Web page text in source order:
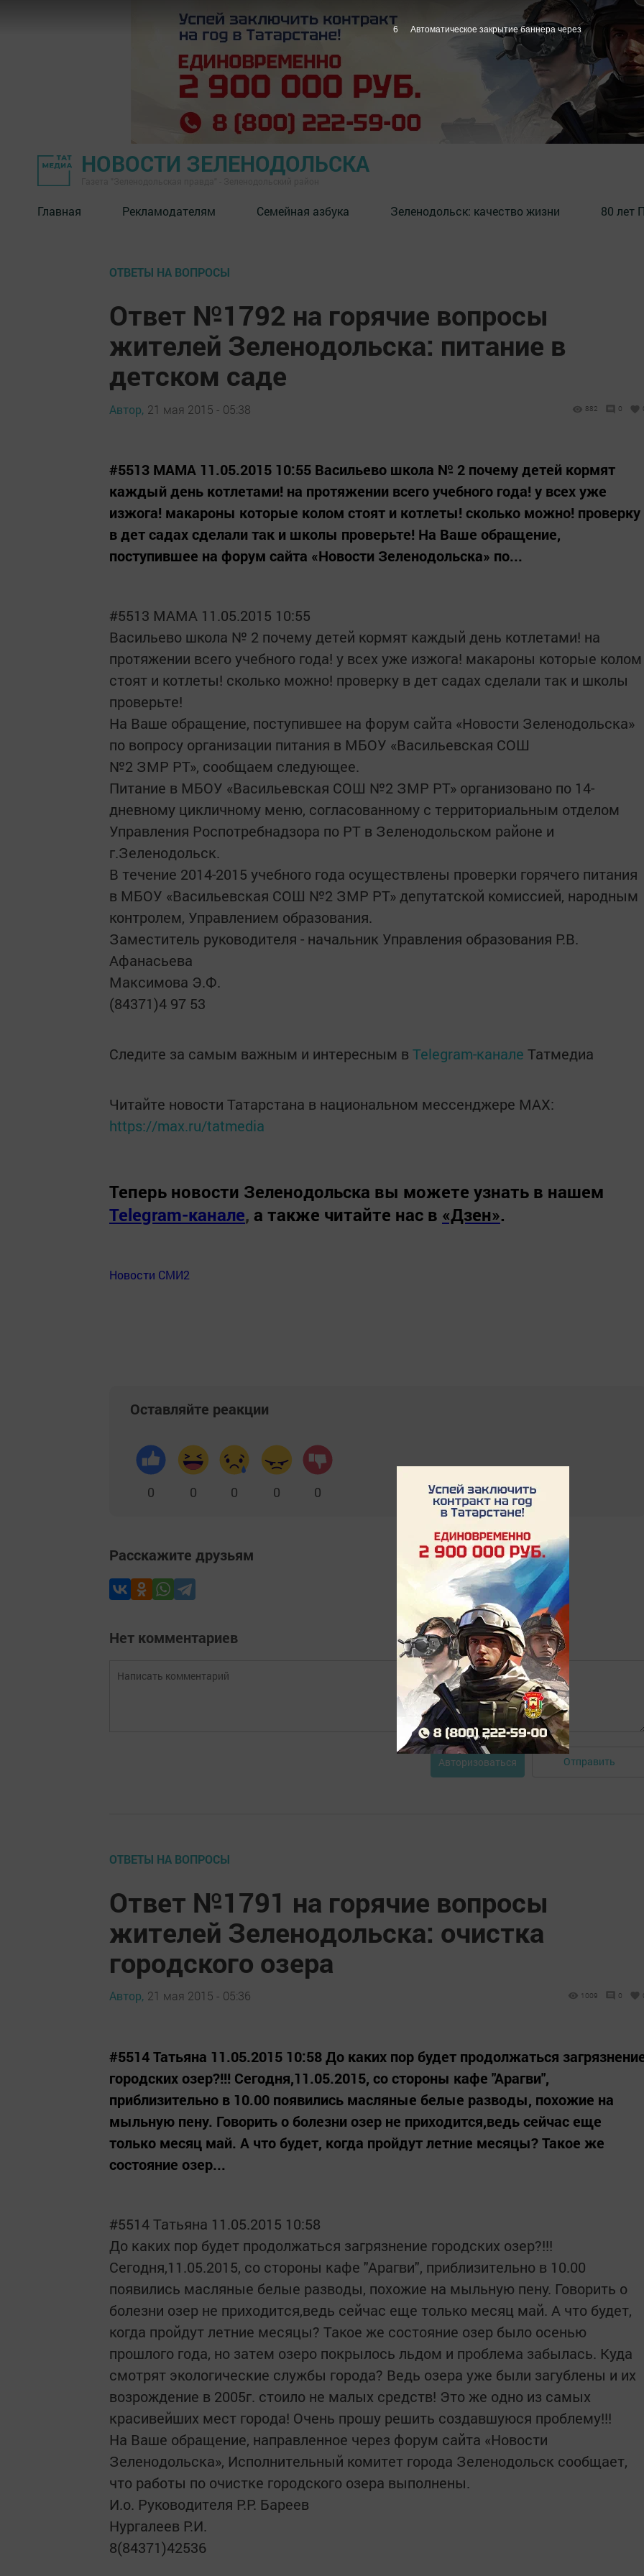
НОВОСТИ ЗЕЛЕНОДОЛЬСКА
Главная Рекламодателям Семейная азбука ⁠Зеленодольск: качество жизни 80 лет
ОТВЕТЫ НА ВОПРОСЫ
Ответ №1792 на горячие вопросы
жителей Зеленодольска: питание в
детском саде
Автор, 21 мая 2015 - 05:38 882 0
#5513 МАМА 11.05.2015 10:55 Васильево школа № 2 почему детей кормят
каждый день котлетами! на протяжении всего учебного года! у всех уже
изжога! макароны которые колом стоят и котлеты! сколько можно! проверку
в дет садах сделали так и школы проверьте! На Ваше обращение,
поступившее на форум сайта «Новости Зеленодольска» по...
#5513 МАМА 11.05.2015 10:55
Васильево школа № 2 почему детей кормят каждый день котлетами! на
протяжении всего учебного года! у всех уже изжога! макароны которые колом
стоят и котлеты! сколько можно! проверку в дет садах сделали так и школы
проверьте!
На Ваше обращение, поступившее на форум сайта «Новости Зеленодольска»
по вопросу организации питания в МБОУ «Васильевская СОШ
№2 ЗМР РТ», сообщаем следующее.
Питание в МБОУ «Васильевская СОШ №2 ЗМР РТ» организовано по 14-
дневному цикличному меню, согласованному с территориальным отделом
Управления Роспотребнадзора по РТ в Зеленодольском районе и
г.Зеленодольск.
В течение 2014-2015 учебного года осуществлены проверки горячего питания
в МБОУ «Васильевская СОШ №2 ЗМР РТ» депутатской комиссией, народным
контролем, Управлением образования.
Заместитель руководителя - начальник Управления образования Р.В.
Афанасьева
Максимова Э.Ф.
(84371)4 97 53
Следите за самым важным и интересным в Telegram-канале Татмедиа
Читайте новости Татарстана в национальном мессенджере MАХ:
https://max.ru/tatmedia
Теперь новости Зеленодольска вы можете узнать в нашем
Telegram-канале, а также читайте нас в «Дзен».
Новости СМИ2
Оставляйте реакции
0 0 0 0 0
Расскажите друзьям
Нет комментариев
Авторизоваться Отправить
ОТВЕТЫ НА ВОПРОСЫ
Ответ №1791 на горячие вопросы
жителей Зеленодольска: очистка
городского озера
Автор, 21 мая 2015 - 05:36 1009 0
#5514 Татьяна 11.05.2015 10:58 До каких пор будет продолжаться
городских озер?!!! Сегодня,11.05.2015, со стороны кафе "Арагви",
приблизительно в 10.00 появились масляные белые разводы, похожие на
мыльную пену. Говорить о болезни озер не приходится,ведь сейчас еще
только месяц май. А что будет, когда пройдут летние месяцы? Такое же
состояние озер...
#5514 Татьяна 11.05.2015 10:58
До каких пор будет продолжаться загрязнение городских озер?!!!
Сегодня,11.05.2015, со стороны кафе "Арагви", приблизительно в 10.00
появились масляные белые разводы, похожие на мыльную пену. Говорить о
болезни озер не приходится,ведь сейчас еще только месяц май. А что будет,
когда пройдут летние месяцы? Такое же состояние озер было осенью
прошлого года, но затем озеро покрылось льдом и проблема забылась. Куда
смотрят экологические службы города? Ведь озера уже были загублены и их
возрождение в 2005г. стоило не малых средств! Это же одно из самых
красивейших мест города! Очень прошу решить создавшуюся проблему!!!
На Ваше обращение, направленное через форум сайта «Новости
Зеленодольска», Исполнительный комитет города Зеленодольск сообщает,
что работы по очистке городского озера выполнены.
И.о. Руководителя Р.Р. Бареев
Нургалеев Р.И.
8(84371)42536
5 Автоматическое закрытие баннера через